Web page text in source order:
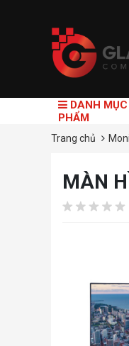
DANH
PHẨM
Trang chủ
MÀN